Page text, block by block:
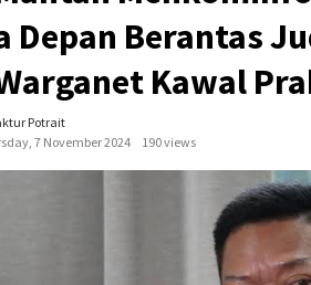
Depan Berantas
Kawal
Potrait
7 November 2024
190 views